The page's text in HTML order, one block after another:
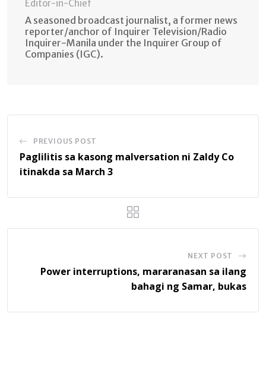
Editor-in-Chief
A seasoned broadcast journalist, a former news
reporter/anchor of Inquirer Television/Radio
Inquirer-Manila under the Inquirer Group of
Companies (IGC).
PREVIOUS POST
Paglilitis sa kasong malversation ni Zaldy Co
itinakda sa March 3
NEXT POST
Power interruptions, mararanasan sa ilang
bahagi ng Samar, bukas